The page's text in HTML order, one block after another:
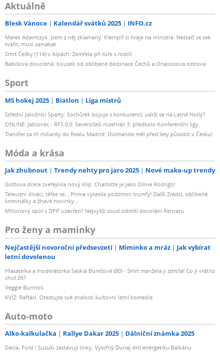
Aktuálně
Blesk Vánoce Kalendář svátků 2025 INFO.cz
Marek Adamczyk: Jsem z něj zklamaný. Klempíř si hraje na ministra. Nestačí se tak
tvářit, musí zamakat
Smrt Češky (†14) v Alpách: Zemřela při túře s rodiči
Babišova dovolená: Kousek od oblíbené destinace Čechů a Onassisova ostrova
Sport
MS hokej 2025 Biatlon Liga mistrů
Střední záložníci Sparty: Sochůrek bojuje s konkurencí, udrží se na Letné Hollý?
ONLINE: Jablonec - RFS 0:0. Severočeši rozehráli 3. předkolo Konferenční ligy
Transfer za tři miliardy do Realu Madrid: Diomande měl před lety působit v Česku!
Móda a krása
Jak zhubnout Trendy nehty pro jaro 2025 Nové make-up trendy
Gottova dcera zveřejnila nový klip: Charlotte je jako Olivie Rodrigo!
Televizní diváci, těšte se... Prima vytasila podzimní trumfy! Další Zrádci, oblíbené
kriminálky a žhavé novinky...
Milionový spor s DPP uzavřen? Nejvyšší soud odmítl dovolání Rencaru
Pro ženy a maminky
Nejčastější novoroční předsevzetí Miminko a mráz
Jak vybírat
letní dovolenou
Hlasatelka a moderátorka Saskia Burešová (80) - Smrt manžela ji zdrtila! Co jí vrátilo
chuť žít?
Veggie Burritos
KVÍZ: Rafťáci. Otestujte své znalosti kultovní letní komedie
Auto-moto
Alko-kalkulačka Rallye Dakar 2025 Dálniční známka 2025
Dacia, Ford i Suzuki zastavují linky. Vyschlý Dunaj drtí energetiku Balkánu